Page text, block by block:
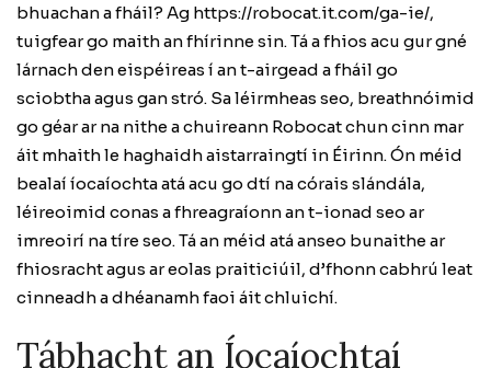
bhuachan a fháil? Ag https://robocat.it.com/ga-ie/,
tuigfear go maith an fhírinne sin. Tá a fhios acu gur gné
lárnach den eispéireas í an t-airgead a fháil go
sciobtha agus gan stró. Sa léirmheas seo, breathnóimid
go géar ar na nithe a chuireann Robocat chun cinn mar
áit mhaith le haghaidh aistarraingtí in Éirinn. Ón méid
bealaí íocaíochta atá acu go dtí na córais slándála,
léireoimid conas a fhreagraíonn an t-ionad seo ar
imreoirí na tíre seo. Tá an méid atá anseo bunaithe ar
fhiosracht agus ar eolas praiticiúil, d’fhonn cabhrú leat
cinneadh a dhéanamh faoi áit chluichí.
Tábhacht an Íocaíochtaí